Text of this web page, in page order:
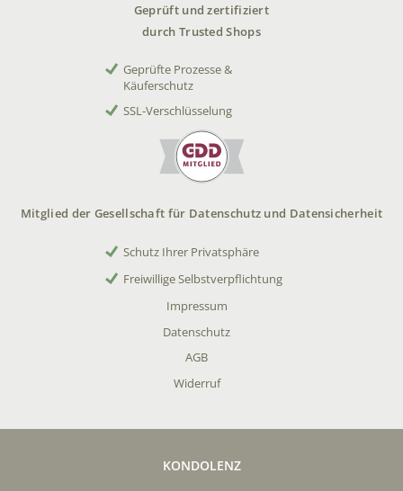
Geprüft und zertifiziert
durch Trusted Shops
Geprüfte Prozesse &
Käuferschutz
SSL-Verschlüsselung
Mitglied der Gesellschaft für Datenschutz und Datensicherheit
Schutz Ihrer Privatsphäre
Freiwillige Selbstverpflichtung
Impressum
Datenschutz
AGB
Widerruf
KONDOLENZ